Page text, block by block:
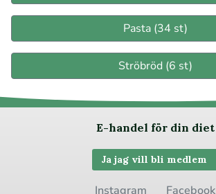
Pasta (34 st)
Ströbröd (6 st)
E-handel för din diet
Ja jag vill bli medlem
Instagram Facebook